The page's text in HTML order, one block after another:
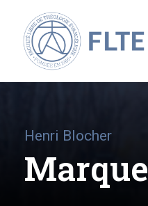
Henri Blocher
Marque